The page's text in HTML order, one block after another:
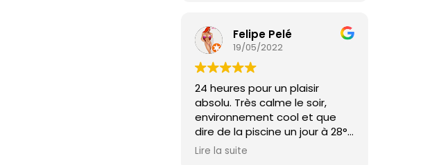
Felipe Pelé
19/05/2022
24 heures pour un plaisir
absolu. Très calme le soir,
environnement cool et que
dire de la piscine un jour à 28°.
Le must l'accueil de Maud et
Lire la suite